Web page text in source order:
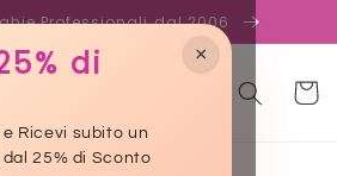
Professionali dal 2006
Cart
×
di
Ricevi subito un
dal 25% di Sconto